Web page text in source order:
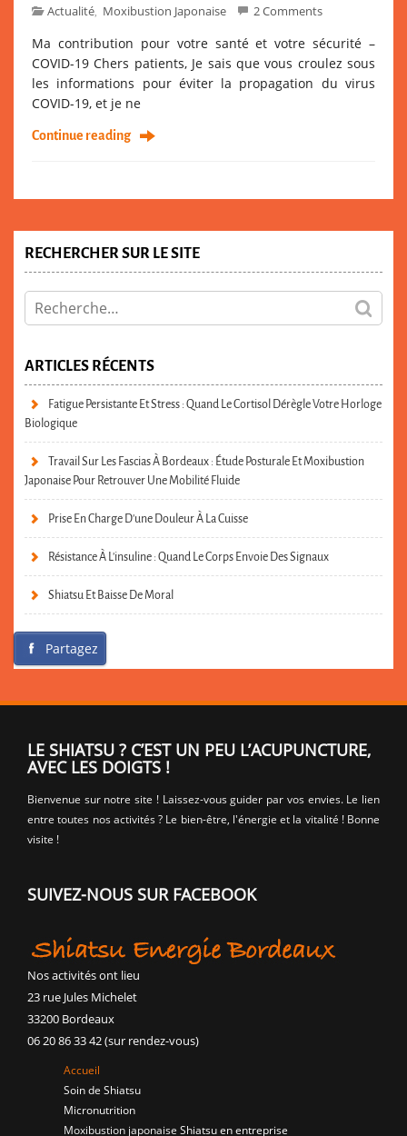
Actualité Moxibustion Japonaise 2 Comments
Ma contribution pour votre santé et votre sécurité –
COVID-19 Chers patients, Je sais que vous croulez sous
les informations pour éviter la propagation du virus
COVID-19, et je ne
Continue reading
RECHERCHER SUR LE SITE
ARTICLES RÉCENTS
Fatigue Persistante Et Stress : Quand Le Cortisol Dérègle Votre Horloge
Biologique
Travail Sur Les Fascias À Bordeaux : Étude Posturale Et Moxibustion
Japonaise Pour Retrouver Une Mobilité Fluide
Prise En Charge D’une Douleur À La Cuisse
Résistance À L’insuline : Quand Le Corps Envoie Des Signaux
Shiatsu Et Baisse De Moral
Partagez
LE SHIATSU ? C’EST UN PEU L’ACUPUNCTURE,
AVEC LES DOIGTS !
Bienvenue sur notre site ! Laissez-vous guider par vos envies. Le lien
entre toutes nos activités ? Le bien-être, l'énergie et la vitalité ! Bonne
visite !
SUIVEZ-NOUS SUR FACEBOOK
Nos activités ont lieu
23 rue Jules Michelet
33200 Bordeaux
06 20 86 33 42 (sur rendez-vous)
Accueil
Soin de Shiatsu
Micronutrition
Moxibustion japonaise Shiatsu en entreprise